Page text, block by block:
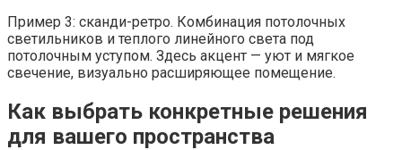
Пример 3: сканди-ретро. Комбинация потолочных
светильников и теплого линейного света под
потолочным уступом. Здесь акцент — уют и мягкое
свечение, визуально расширяющее помещение.
Как выбрать конкретные решения
для вашего пространства